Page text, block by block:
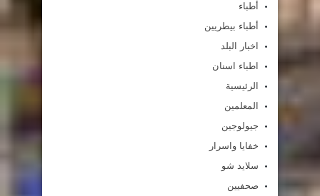
أطباء
أطباء بيطريين
اخبار البلد
اطباء اسنان
الرئيسية
المعلمين
جيولوجين
خفايا واسرار
سلايد شو
صحفيين